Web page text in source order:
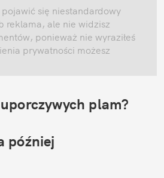
pojawić się niestandardowy
reklama, ale nie widzisz
ponieważ nie wyraziłeś
prywatności możesz
później